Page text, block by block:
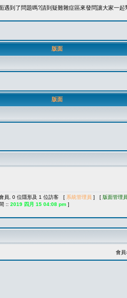
遇到了問題嗎?請到疑難雜症區來發問讓大家一起
版面
版面
員, 0 位隱形及 1 位訪客 [ 系統管理員 ] [ 版面管理員
:: 2019 四月 15 04:08 pm ]
會員